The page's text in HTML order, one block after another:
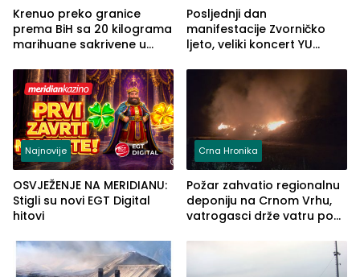
Krenuo preko granice
prema BiH sa 20 kilograma
marihuane sakrivene u
Posljednji dan
manifestacije Zvorničko
ljeto, veliki koncert YU
ove godine
Najnovije
OSVJEŽENJE NA MERIDIANU:
Stigli su novi EGT Digital
hitovi
Crna Hronika
Požar zahvatio regionalnu
deponiju na Crnom Vrhu,
vatrogasci drže vatru pod